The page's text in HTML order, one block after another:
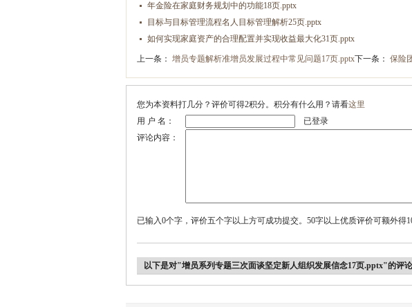
年金险在家庭财务规划中的功能18页.pptx
目标与目标管理流程名人目标管理解析25页.pptx
如何实现家庭资产的合理配置并实现收益最大化31页.pptx
上一条： 增员专题解析准增员发展过程中常见问题17页.pptx下一条： 保险
您为本资料打几分？评价可得2积分。积分有什么用？请看这里
用 户 名：
已登录
评论内容：
已输入0个字，评价五个字以上方可成功提交。50字以上优质评价可额外得
以下是对"增员系列专题三次面谈坚定新人组织发展信念17页.pptx"的评论